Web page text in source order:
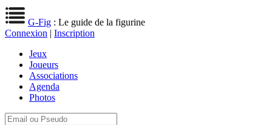
G-Fig : Le guide de la figurine
Connexion | Inscription
Jeux
Joueurs
Associations
Agenda
Photos